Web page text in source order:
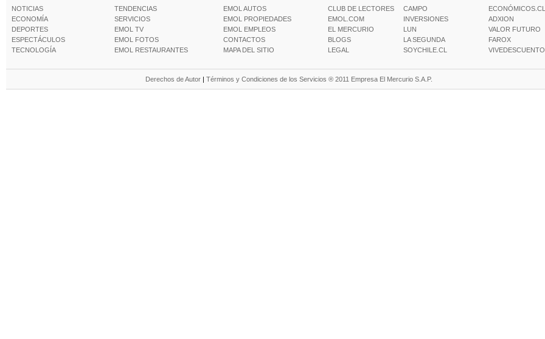
NOTICIAS
ECONOMÍA
DEPORTES
ESPECTÁCULOS
TECNOLOGÍA
TENDENCIAS
SERVICIOS
EMOL TV
EMOL FOTOS
EMOL RESTAURANTES
EMOL AUTOS
EMOL PROPIEDADES
EMOL EMPLEOS
CONTACTOS
MAPA DEL SITIO
CLUB DE LECTORES
EMOL.COM
EL MERCURIO
BLOGS
LEGAL
CAMPO
INVERSIONES
LUN
LA SEGUNDA
SOYCHILE.CL
ECONÓMICOS.CL
ADXION
VALOR FUTURO
FAROX
Derechos de Autor | Términos y Condiciones de los Servicios ® 2011 Empresa El Mercurio S.A.P.